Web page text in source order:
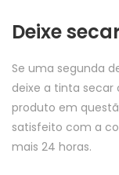
Deixe
Se uma segunda
deixe a tinta
produto em
satisfeito com a
mais 24 horas.